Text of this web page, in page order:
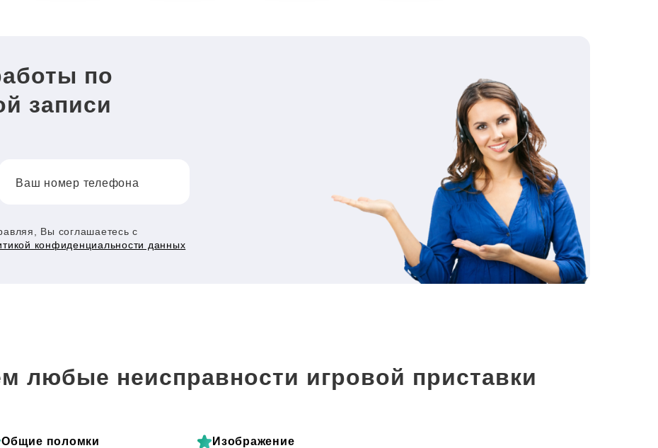
по
записи
Ваш номер телефона
Вы соглашаетесь с
конфиденциальности данных
любые неисправности игровой приставки
Общие поломки Изображение